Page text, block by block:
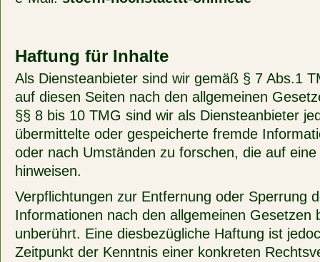
Haftung für Inhalte
Als Diensteanbieter sind wir gemäß § 7 Abs.1
auf diesen Seiten nach den allgemeinen
§§ 8 bis 10 TMG sind wir als Diensteanbieter
übermittelte oder gespeicherte fremde
oder nach Umständen zu forschen, die auf
hinweisen.
Verpflichtungen zur Entfernung oder Sperrung
Informationen nach den allgemeinen Gesetzen
unberührt. Eine diesbezügliche Haftung ist
Zeitpunkt der Kenntnis einer konkreten